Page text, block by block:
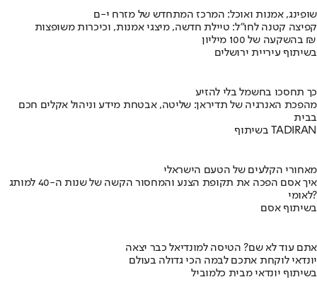
שופינג, אמנות ואוכל: המרכז המתחדש של מזרח י-ם
קפיצה קטנה לחו"ל: טיילת חדשה, מיצגי אמנות, וכיכרות משופצות
בהשקעה של 100 מיליון ₪
בשיתוף עיריית ירושלים
כך תחסכו בחשמל בלי להזיע
מהפכת האנרגיה של תדיראן: שליטה, אבטחת מידע וניהול אקלים חכם
בבית
בשיתוף TADIRAN
מאחורי הקלעים של הטעם הישראלי
איך אסם הפכה את תקופת הצנע והמחסור הקשה של שנות ה-40 למותג
לאומי?
בשיתוף אסם
אתם עוד לא שם? הטיסה למונדיאל כבר יצאה
יונדאי לוקחת אתכם לבמה הכי גדולה בעולם
בשיתוף יונדאי מבית כלמוביל